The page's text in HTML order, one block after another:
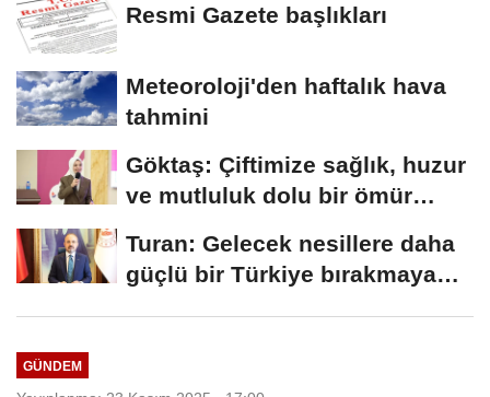
Resmi Gazete başlıkları
Meteoroloji'den haftalık hava
tahmini
Göktaş: Çiftimize sağlık, huzur
ve mutluluk dolu bir ömür
Turan: Gelecek nesillere daha
güçlü bir Türkiye bırakmaya
GÜNDEM